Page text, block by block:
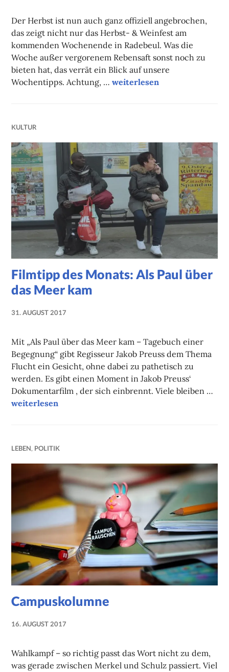
Der Herbst ist nun auch ganz offiziell angebrochen,
das zeigt nicht nur das Herbst- & Weinfest am
kommenden Wochenende in Radebeul. Was die
Woche außer vergorenem Rebensaft sonst noch zu
bieten hat, das verrät ein Blick auf unsere
Wochentipps. Achtung, …Unsere Tipps der Woche
weiterlesen
KULTUR
Filmtipp des Monats: Als Paul über
das Meer kam
31. AUGUST 2017
Mit „Als Paul über das Meer kam – Tagebuch einer
Begegnung“ gibt Regisseur Jakob Preuss dem Thema
Flucht ein Gesicht, ohne dabei zu pathetisch zu
werden. Es gibt einen Moment in Jakob Preuss‘
Dokumentarfilm , der sich einbrennt. Viele bleiben …
Filmtipp des Monats: Als Paul über das Meer kam
weiterlesen
LEBEN, POLITIK
Campuskolumne
16. AUGUST 2017
Wahlkampf – so richtig passt das Wort nicht zu dem,
was gerade zwischen Merkel und Schulz passiert. Viel